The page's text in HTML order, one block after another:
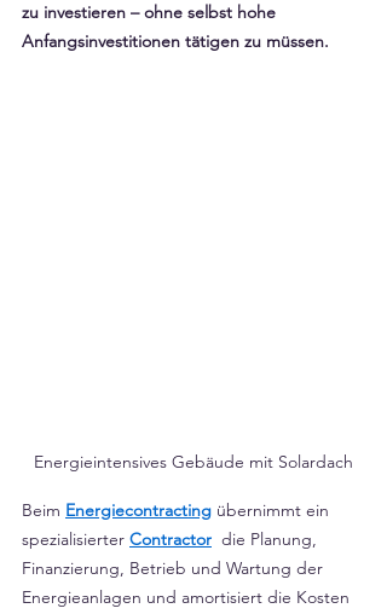
zu investieren – ohne selbst hohe
Anfangsinvestitionen tätigen zu müssen.
Energieintensives Gebäude mit Solardach
Beim Energiecontracting übernimmt ein
spezialisierter Contractor
  die Planung,
Finanzierung, Betrieb und Wartung der
Energieanlagen und amortisiert die Kosten